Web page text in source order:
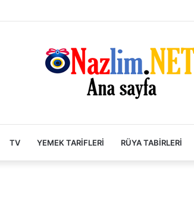
TV YEMEK TARIFLERI RÜYA TABIRLERI